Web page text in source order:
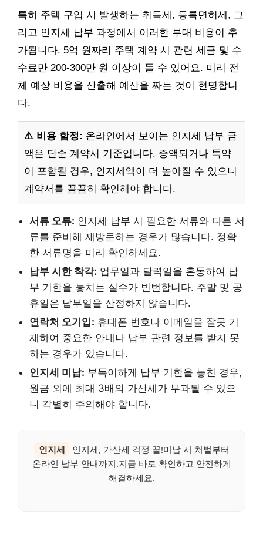
특히 주택 구입 시 발생하는 취득세, 등록면허세, 그
리고 인지세 납부 과정에서 이러한 부대 비용이 추
가됩니다. 5억 원짜리 주택 계약 시 관련 세금 및 수
수료만 200-300만 원 이상이 들 수 있어요. 미리 전
체 예상 비용을 산출해 예산을 짜는 것이 현명합니
다.
⚠️ 비용 함정: 온라인에서 보이는 인지세 납부 금
액은 단순 계약서 기준입니다. 증액되거나 특약
이 포함될 경우, 인지세액이 더 높아질 수 있으니
계약서를 꼼꼼히 확인해야 합니다.
서류 오류: 인지세 납부 시 필요한 서류와 다른 서
류를 준비해 재방문하는 경우가 많습니다. 정확
한 서류명을 미리 확인하세요.
납부 시한 착각: 업무일과 달력일을 혼동하여 납
부 기한을 놓치는 실수가 빈번합니다. 주말 및 공
휴일은 납부일을 산정하지 않습니다.
연락처 오기입: 휴대폰 번호나 이메일을 잘못 기
재하여 중요한 안내나 납부 관련 정보를 받지 못
하는 경우가 있습니다.
인지세 미납: 부득이하게 납부 기한을 놓친 경우,
원금 외에 최대 3배의 가산세가 부과될 수 있으
니 각별히 주의해야 합니다.
인지세
인지세, 가산세 걱정 끝!미납 시 처벌부터
온라인 납부 안내까지.지금 바로 확인하고 안전하게
해결하세요.